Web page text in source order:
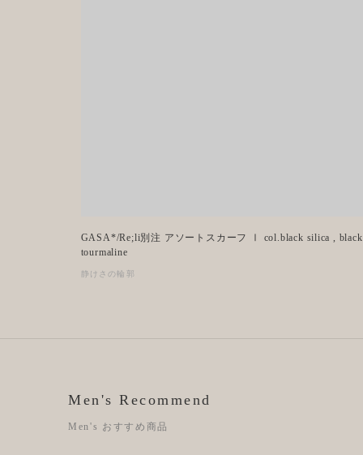
GASA*/Re;li別注 アソートスカーフ Ⅰ col.black silica , black
tourmaline
静けさの輪郭
Men's Recommend
Men's おすすめ商品